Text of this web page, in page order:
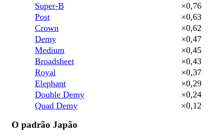
Super-B
×0,76
Post
×0,63
Crown
×0,62
Demy
×0,47
Medium
×0,45
Broadsheet
×0,43
Royal
×0,37
Elephant
×0,29
Double Demy
×0,24
Quad Demy
×0,12
O padrão Japão